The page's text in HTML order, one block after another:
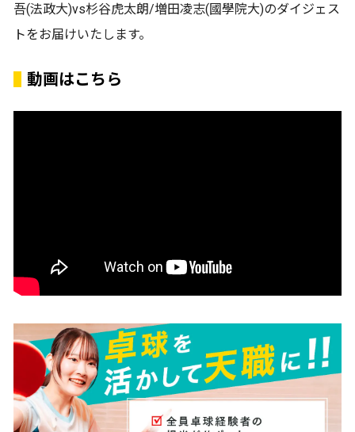
吾(法政大)vs杉谷虎太朗/増田凌志(國學院大)のダイジェス
トをお届けいたします。
動画はこちら